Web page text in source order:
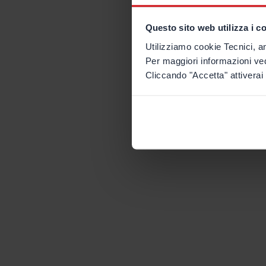
Questo sito web utilizza i
Utilizziamo cookie Tecnici,
Per maggiori informazioni
Cliccando "Accetta"